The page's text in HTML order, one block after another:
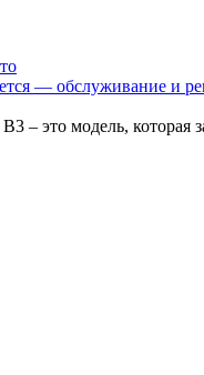
— обслуживание и
– это модель, которая